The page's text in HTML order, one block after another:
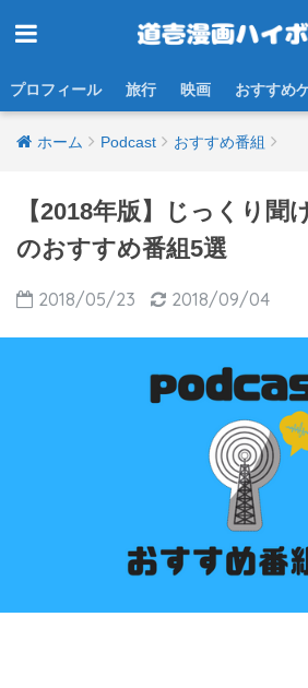
プロフィール 旅行 映画 おすすめ
ホーム Podcast おすすめ番組
【2018年版】じっくり聞
のおすすめ番組5選
2018/05/23 2018/09/04